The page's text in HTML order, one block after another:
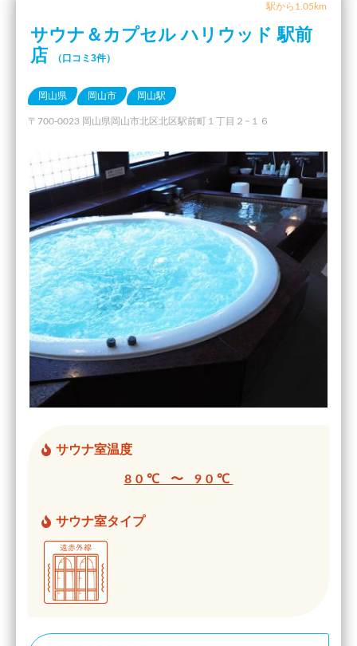
駅から1.05km
サウナ＆カプセル ハリウッド 駅前
店
（口コミ3件）
岡山県 岡山市 岡山駅
〒700-0023 岡山県岡山市北区北区駅前町１丁目２−１６
サウナ室温度
80℃ 〜 90℃
サウナ室タイプ